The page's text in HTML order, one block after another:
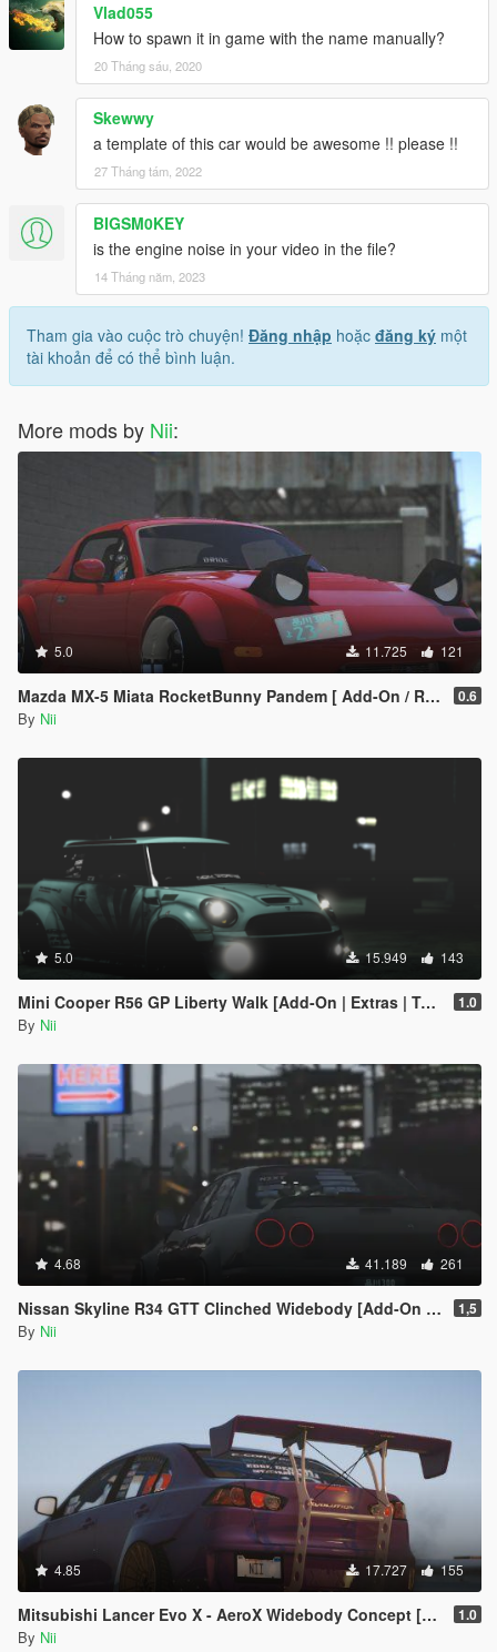
Vlad055
How to spawn it in game with the name manually?
20 Tháng sáu, 2020
Skewwy
a template of this car would be awesome !! please !!
27 Tháng tám, 2022
BIGSM0KEY
is the engine noise in your video in the file?
14 Tháng năm, 2023
Tham gia vào cuộc trò chuyện! Đăng nhập hoặc đăng ký một
tài khoản để có thể bình luận.
More mods by Nii:
5.0 11.725 121
Mazda MX-5 Miata RocketBunny Pandem [ Add-On / Replace ] 0.6
By Nii
5.0 15.949 143
Mini Cooper R56 GP Liberty Walk [Add-On | Extras | Template] 1.0
By Nii
4.68 41.189 261
Nissan Skyline R34 GTT Clinched Widebody [Add-On / Replace] 1,5
By Nii
4.85 17.727 155
Mitsubishi Lancer Evo X - AeroX Widebody Concept [Replace] 1.0
By Nii